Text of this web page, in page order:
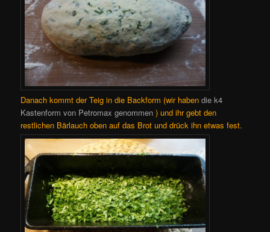
Danach kommt der Teig in die Backform (wir habendie k4
Kastenform von Petromax genommen) und ihr gebt den
restlichen Bärlauch oben auf das Brot und drück ihn etwas fest.